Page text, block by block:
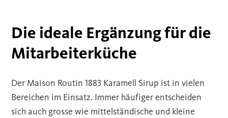
Die ideale Ergänzung für die
Mitarbeiterküche
Der Maison Routin 1883 Karamell Sirup ist in vielen
Bereichen im Einsatz. Immer häufiger entscheiden
sich auch grosse wie mittelständische und kleine